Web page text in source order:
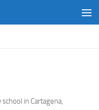
in Cartagena,